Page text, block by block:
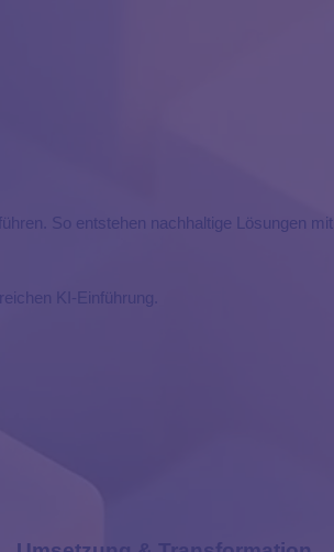
So entstehen nachhaltige Lösungen mit
KI-Einführung.